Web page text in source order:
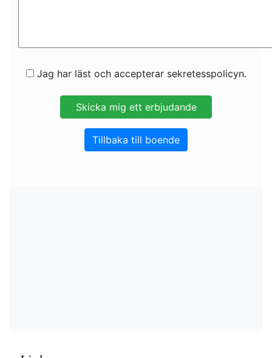
Jag har läst och accepterar sekretesspolicyn.
Tillbaka till boende